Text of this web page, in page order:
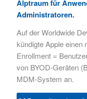
Alptraum für
Administratoren.
Auf der Worldwide
kündigte Apple einen
Enrollment =
von BYOD-Geräten
MDM-System an.